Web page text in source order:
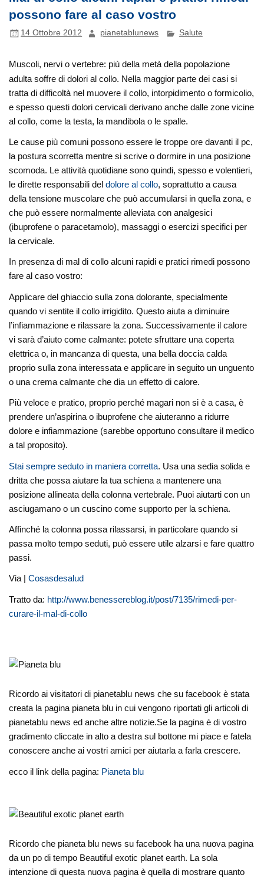
possono fare al caso vostro
14 Ottobre 2012 pianetablunews Salute
Muscoli, nervi o vertebre: più della metà della popolazione
adulta soffre di dolori al collo. Nella maggior parte dei casi si
tratta di difficoltà nel muovere il collo, intorpidimento o formicolio,
e spesso questi dolori cervicali derivano anche dalle zone vicine
al collo, come la testa, la mandibola o le spalle.
Le cause più comuni possono essere le troppe ore davanti il pc,
la postura scorretta mentre si scrive o dormire in una posizione
scomoda. Le attività quotidiane sono quindi, spesso e volentieri,
le dirette responsabili deldolore al collo, soprattutto a causa
della tensione muscolare che può accumularsi in quella zona, e
che può essere normalmente alleviata con analgesici
(ibuprofene o paracetamolo), massaggi o esercizi specifici per
la cervicale.
In presenza di mal di collo alcuni rapidi e pratici rimedi possono
fare al caso vostro:
Applicare del ghiaccio sulla zona dolorante, specialmente
quando vi sentite il collo irrigidito. Questo aiuta a diminuire
l’infiammazione e rilassare la zona. Successivamente il calore
vi sarà d’aiuto come calmante: potete sfruttare una coperta
elettrica o, in mancanza di questa, una bella doccia calda
proprio sulla zona interessata e applicare in seguito un unguento
o una crema calmante che dia un effetto di calore.
Più veloce e pratico, proprio perché magari non si è a casa, è
prendere un’aspirina o ibuprofene che aiuteranno a ridurre
dolore e infiammazione (sarebbe opportuno consultare il medico
a tal proposito).
Stai sempre seduto in maniera corretta. Usa una sedia solida e
dritta che possa aiutare la tua schiena a mantenere una
posizione allineata della colonna vertebrale. Puoi aiutarti con un
asciugamano o un cuscino come supporto per la schiena.
Affinché la colonna possa rilassarsi, in particolare quando si
passa molto tempo seduti, può essere utile alzarsi e fare quattro
passi.
Via |Cosasdesalud
Tratto da: http://www.benessereblog.it/post/7135/rimedi-per-
curare-il-mal-di-collo
Ricordo ai visitatori di pianetablu news che su facebook è stata
creata la pagina pianeta blu in cui vengono riportati gli articoli di
pianetablu news ed anche altre notizie.Se la pagina è di vostro
gradimento cliccate in alto a destra sul bottone mi piace e fatela
conoscere anche ai vostri amici per aiutarla a farla crescere.
ecco il link della pagina: Pianeta blu
Ricordo che pianeta blu news su facebook ha una nuova pagina
da un po di tempo Beautiful exotic planet earth. La sola
intenzione di questa nuova pagina è quella di mostrare quanto